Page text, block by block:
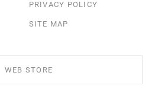
PRIVACY POLICY
SITE MAP
WEB STORE